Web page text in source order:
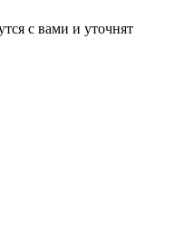
с вами и уточнят